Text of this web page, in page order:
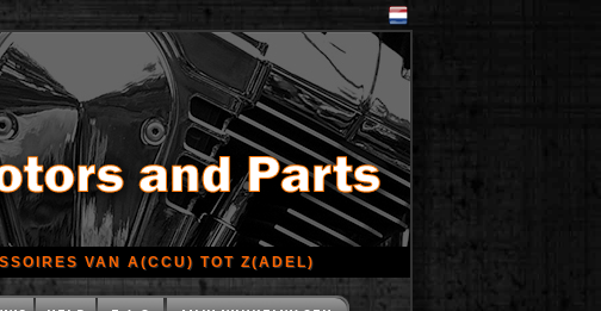
VAN A(CCU) TOT Z(ADEL)